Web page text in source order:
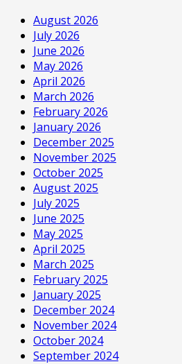
August 2026
July 2026
June 2026
May 2026
April 2026
March 2026
February 2026
January 2026
December 2025
November 2025
October 2025
August 2025
July 2025
June 2025
May 2025
April 2025
March 2025
February 2025
January 2025
December 2024
November 2024
October 2024
September 2024